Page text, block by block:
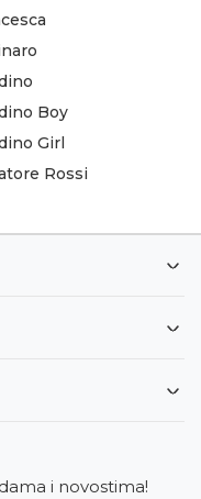
Boy
Girl
Rossi
i novostima!